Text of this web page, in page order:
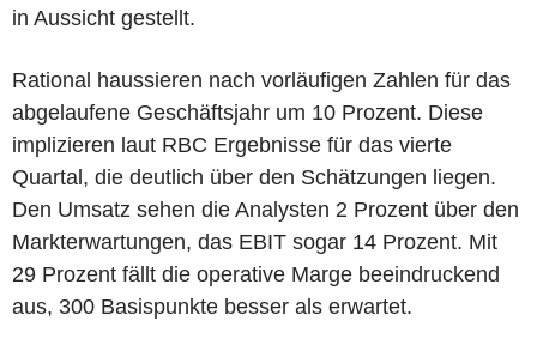
in Aussicht gestellt.
Rational haussieren nach vorläufigen Zahlen für das
abgelaufene Geschäftsjahr um 10 Prozent. Diese
implizieren laut RBC Ergebnisse für das vierte
Quartal, die deutlich über den Schätzungen liegen.
Den Umsatz sehen die Analysten 2 Prozent über den
Markterwartungen, das EBIT sogar 14 Prozent. Mit
29 Prozent fällt die operative Marge beeindruckend
aus, 300 Basispunkte besser als erwartet.